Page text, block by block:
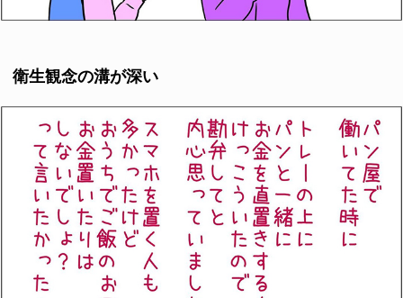
衛生観念の溝が深い